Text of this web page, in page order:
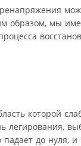
образом, мы
которой
легирования,
падает до нуля,